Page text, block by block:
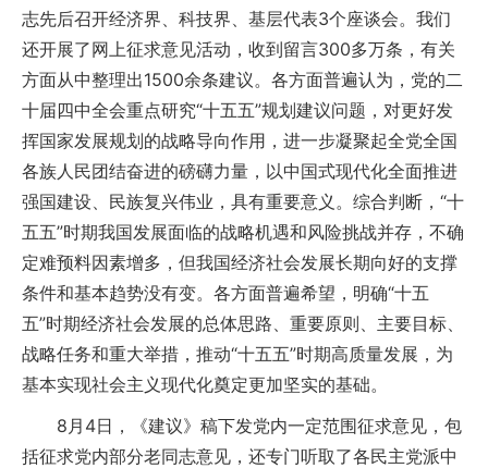
志先后召开经济界、科技界、基层代表3个座谈会。我们
还开展了网上征求意见活动，收到留言300多万条，有关
方面从中整理出1500余条建议。各方面普遍认为，党的二
十届四中全会重点研究“十五五”规划建议问题，对更好发
挥国家发展规划的战略导向作用，进一步凝聚起全党全国
各族人民团结奋进的磅礴力量，以中国式现代化全面推进
强国建设、民族复兴伟业，具有重要意义。综合判断，“十
五五”时期我国发展面临的战略机遇和风险挑战并存，不确
定难预料因素增多，但我国经济社会发展长期向好的支撑
条件和基本趋势没有变。各方面普遍希望，明确“十五
五”时期经济社会发展的总体思路、重要原则、主要目标、
战略任务和重大举措，推动“十五五”时期高质量发展，为
基本实现社会主义现代化奠定更加坚实的基础。
8月4日，《建议》稿下发党内一定范围征求意见，包
括征求党内部分老同志意见，还专门听取了各民主党派中